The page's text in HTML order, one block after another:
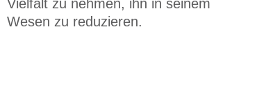
Vielfalt zu nehmen, ihn in seinem
Wesen zu reduzieren.